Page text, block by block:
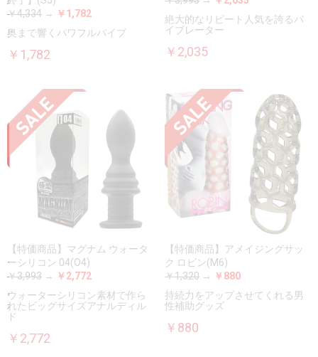
￥4,334 → ￥1,782
奥まで響くパワフルバイブ
￥1,782
絶大的なリピート人気を誇るバ
イブレーター
￥2,035
【特価商品】マグナム ウォータ
ーシリコン 04(O4)
￥3,993 → ￥2,772
ウォーターシリコン素材で作ら
れたビッグサイズアナルディル
ド
￥2,772
【特価商品】アメイジングサッ
ク ロビン(M6)
￥1,320 → ￥880
持続力をアップさせてくれる男
性補助グッズ
￥880